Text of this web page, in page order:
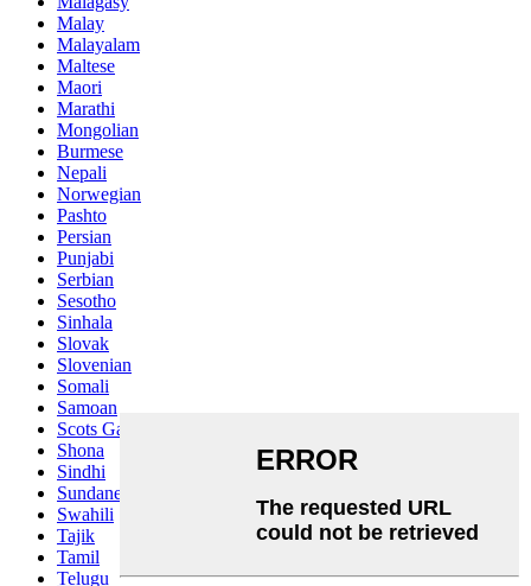
Malay
Malayalam
Maltese
Maori
Marathi
Mongolian
Burmese
Nepali
Norwegian
Pashto
Persian
Punjabi
Serbian
Sesotho
Sinhala
Slovak
Slovenian
Somali
Samoan
Scots Gaelic
Shona
Sindhi
Sundanese
Swahili
Tajik
Tamil
Telugu